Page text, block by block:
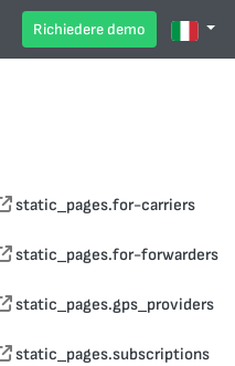
Richiedere demo
static_pages.for-carriers
static_pages.for-forwarders
static_pages.gps_providers
static_pages.subscriptions